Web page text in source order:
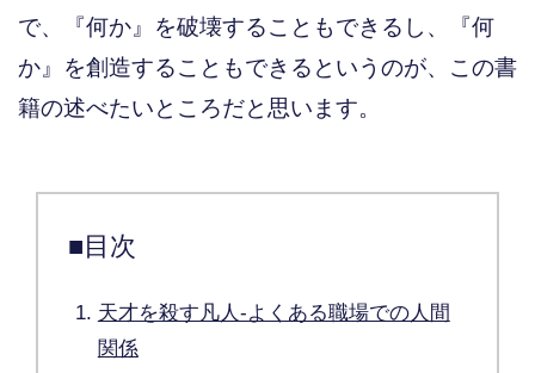
で、『何か』を破壊することもできるし、『何
か』を創造することもできるというのが、この書
籍の述べたいところだと思います。
■目次
天才を殺す凡人-よくある職場での人間
関係